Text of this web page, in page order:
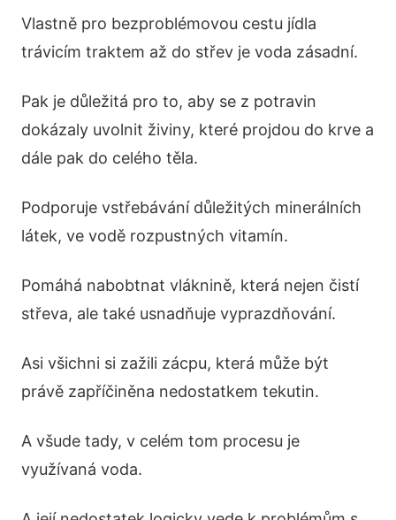
Vlastně pro bezproblémovou cestu jídla
trávicím traktem až do střev je voda zásadní.
Pak je důležitá pro to, aby se z potravin
dokázaly uvolnit živiny, které projdou do krve a
dále pak do celého těla.
Podporuje vstřebávání důležitých minerálních
látek, ve vodě rozpustných vitamín.
Pomáhá nabobtnat vláknině, která nejen čistí
střeva, ale také usnadňuje vyprazdňování.
Asi všichni si zažili zácpu, která může být
právě zapříčiněna nedostatkem tekutin.
A všude tady, v celém tom procesu je
využívaná voda.